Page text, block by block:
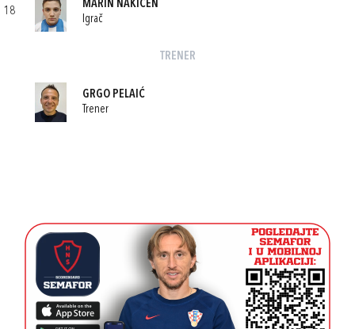
18
MARIN NAKIĆEN
Igrač
TRENER
GRGO PELAIĆ
Trener